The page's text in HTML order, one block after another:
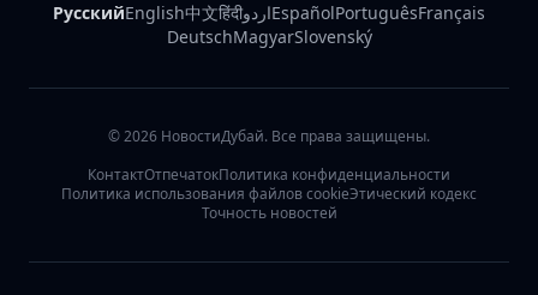
РусскийEnglish中文हिंदीاردوEspañolPortuguêsFrançais
DeutschMagyarSlovenský
©2026 НовостиДубай. Все права защищены.
КонтактОтпечатокПолитика конфиденциальности
Политика использования файлов cookieЭтический кодекс
Точность новостей